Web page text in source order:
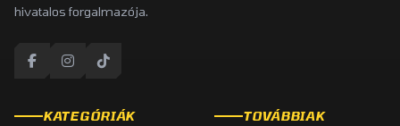
hivatalos forgalmazója.
KATEGÓRIÁK TOVÁBBIAK